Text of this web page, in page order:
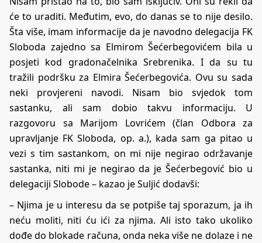
će to uraditi. Međutim, evo, do danas se to nije desilo.
Šta više, imam informacije da je navodno delegacija FK
Sloboda zajedno sa Elmirom Šećerbegovićem bila u
posjeti kod gradonačelnika Srebrenika. I da su tu
tražili podršku za Elmira Šećerbegovića. Ovu su sada
neki provjereni navodi. Nisam bio svjedok tom
sastanku, ali sam dobio takvu informaciju. U
razgovoru sa Marijom Lovrićem (član Odbora za
upravljanje FK Sloboda, op. a.), kada sam ga pitao u
vezi s tim sastankom, on mi nije negirao održavanje
sastanka, niti mi je negirao da je Šećerbegović bio u
delegaciji Slobode – kazao je Suljić dodavši:
– Njima je u interesu da se potpiše taj sporazum, ja ih
neću moliti, niti ću ići za njima. Ali isto tako ukoliko
dođe do blokade računa, onda neka više ne dolaze i ne